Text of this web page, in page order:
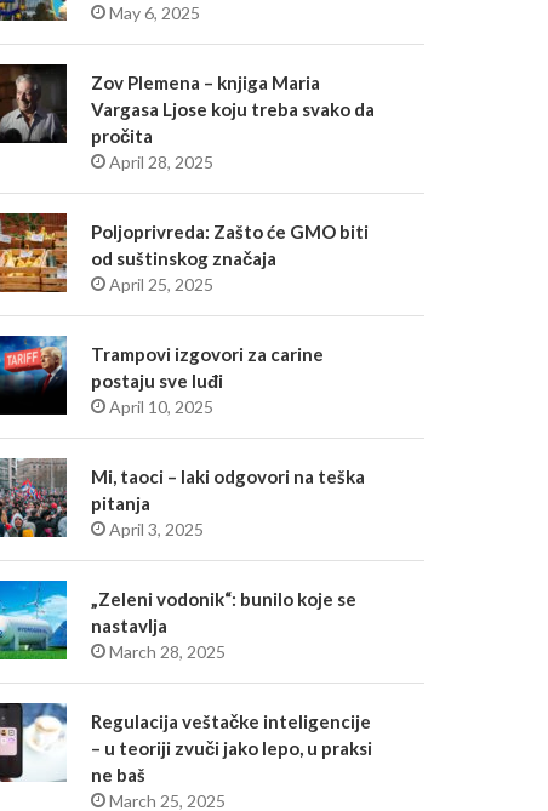
May 6, 2025
Zov Plemena – knjiga Maria
Vargasa Ljose koju treba svako da
pročita
April 28, 2025
Poljoprivreda: Zašto će GMO biti
od suštinskog značaja
April 25, 2025
Trampovi izgovori za carine
postaju sve luđi
April 10, 2025
Mi, taoci – laki odgovori na teška
pitanja
April 3, 2025
„Zeleni vodonik“: bunilo koje se
nastavlja
March 28, 2025
Regulacija veštačke inteligencije
– u teoriji zvuči jako lepo, u praksi
ne baš
March 25, 2025